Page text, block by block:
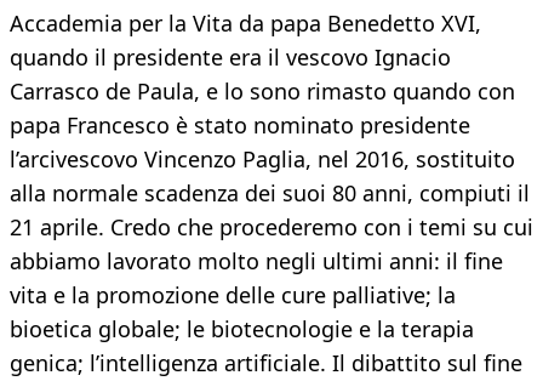
Accademia per la Vita da papa Benedetto XVI,
quando il presidente era il vescovo Ignacio
Carrasco de Paula, e lo sono rimasto quando con
papa Francesco è stato nominato presidente
l’arcivescovo Vincenzo Paglia, nel 2016, sostituito
alla normale scadenza dei suoi 80 anni, compiuti il
21 aprile. Credo che procederemo con i temi su cui
abbiamo lavorato molto negli ultimi anni: il fine
vita e la promozione delle cure palliative; la
bioetica globale; le biotecnologie e la terapia
genica; l’intelligenza artificiale. Il dibattito sul fine